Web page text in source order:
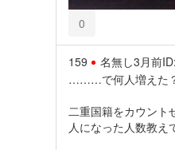
0
159 名無し3月前
………で何人増えた
二重国籍をカウント
人になった人数教え